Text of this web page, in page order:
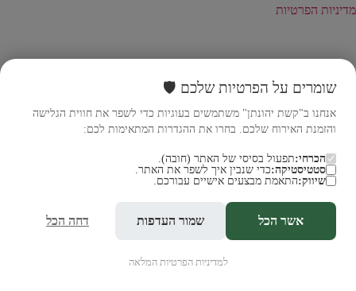
מדיניות הפרטיות
שומרים על הפרטיות שלכם 🛡️
אנחנו ב"קשת יהונתן" משתמשים בעוגיות כדי לשפר את חווית הגלישה
והזמנת האירוח שלכם. בחרו את ההגדרות המתאימות לכם:
הכרחי:תפעול בסיסי של האתר (חובה).
סטטיסטיקה:כדי שנבין איך לשפר את האתר.
שיווק:התאמת מבצעים אישיים עבורכם.
אשר הכל שמור העדפות דחה הכל
למדיניות הפרטיות המלאה